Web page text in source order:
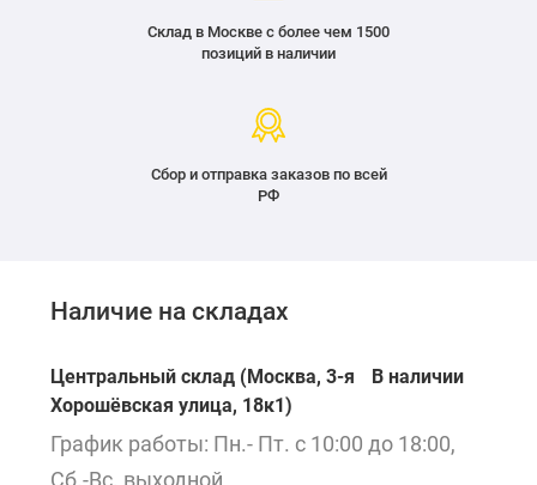
Склад в Москве с более чем 1500
позиций в наличии
Сбор и отправка заказов по всей
РФ
Наличие на складах
Центральный склад (Москва, 3-я
Хорошёвская улица, 18к1)
В наличии
График работы: Пн.- Пт. с 10:00 до 18:00,
Сб.-Вс. выходной